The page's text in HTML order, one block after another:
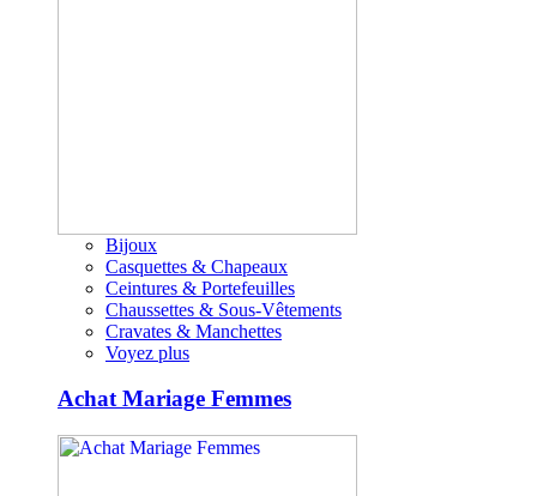
Bijoux
Casquettes & Chapeaux
Ceintures & Portefeuilles
Chaussettes & Sous-Vêtements
Cravates & Manchettes
Voyez plus
Achat Mariage Femmes